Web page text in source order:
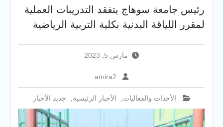
والخدمية بجامعة سوهاج
الجديدة
جامعة سوهاج تفتح أبوابها
الإلكتروني للقبول بالجامعات
2026
رئيس جامعة سوهاج يتفقد التدريبات العملية
لمقرر اللياقة البدنية بكلية التربية الرياضية
مارس 5, 2023
amira2
الأحداث والفعاليات الأخبار الرئيسية جديد الأخبار